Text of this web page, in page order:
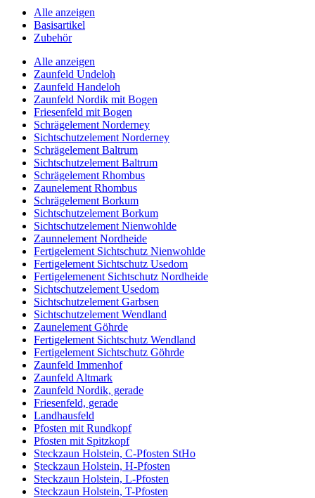
Alle anzeigen
Basisartikel
Zubehör
Alle anzeigen
Zaunfeld Undeloh
Zaunfeld Handeloh
Zaunfeld Nordik mit Bogen
Friesenfeld mit Bogen
Schrägelement Norderney
Sichtschutzelement Norderney
Schrägelement Baltrum
Sichtschutzelement Baltrum
Schrägelement Rhombus
Zaunelement Rhombus
Schrägelement Borkum
Sichtschutzelement Borkum
Sichtschutzelement Nienwohlde
Zaunnelement Nordheide
Fertigelement Sichtschutz Nienwohlde
Fertigelement Sichtschutz Usedom
Fertigelemenent Sichtschutz Nordheide
Sichtschutzelement Usedom
Sichtschutzelement Garbsen
Sichtschutzelement Wendland
Zaunelement Göhrde
Fertigelement Sichtschutz Wendland
Fertigelement Sichtschutz Göhrde
Zaunfeld Immenhof
Zaunfeld Altmark
Zaunfeld Nordik, gerade
Friesenfeld, gerade
Landhausfeld
Pfosten mit Rundkopf
Pfosten mit Spitzkopf
Steckzaun Holstein, C-Pfosten StHo
Steckzaun Holstein, H-Pfosten
Steckzaun Holstein, L-Pfosten
Steckzaun Holstein, T-Pfosten